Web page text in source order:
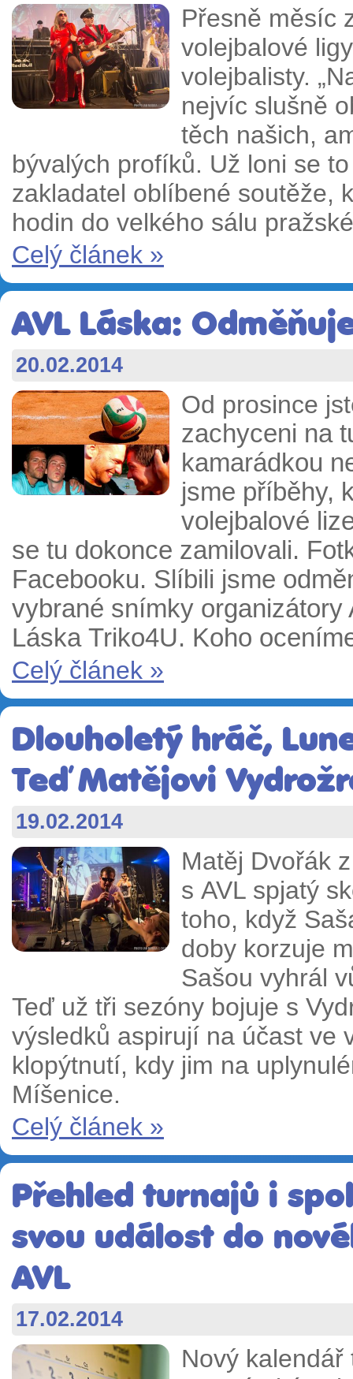
Přesně měsíc
volejbalové
volejbalisty.
nejvíc slušně
těch našich,
bývalých profíků. Už loni se
zakladatel oblíbené soutěže,
hodin do velkého sálu
Celý článek »
AVL Láska:
20.02.2014
Od prosince
zachyceni na
kamarádkou
jsme příběhy,
volejbalové
se tu dokonce zamilovali.
Facebooku. Slíbili jsme
vybrané snímky organizátory
Láska Triko4U. Koho
Celý článek »
Dlouholetý hráč,
Teď Matějovi
19.02.2014
Matěj Dvořák
s AVL spjatý
toho, když
doby korzuje
Sašou vyhrál
Teď už tři sezóny bojuje s
výsledků aspirují na účast ve
klopýtnutí, kdy jim na
Míšenice.
Celý článek »
Přehled turnajů i
svou událost do
AVL
17.02.2014
Nový